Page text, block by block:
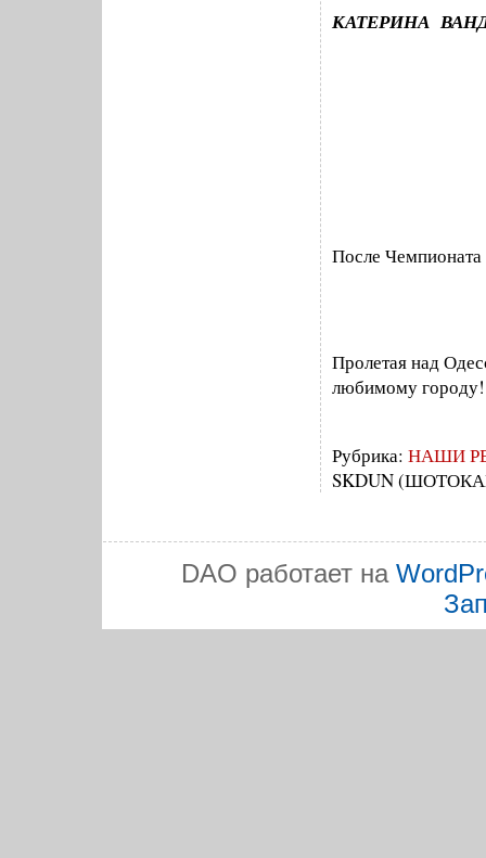
КАТЕРИНА
После Чемпионата
Пролетая над
любимому городу!
Рубрика: НАШИ
SKDUN
DAO работает на